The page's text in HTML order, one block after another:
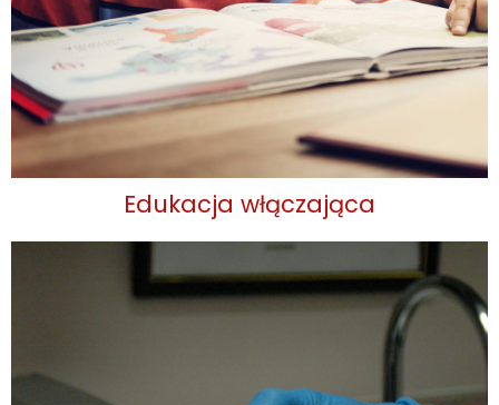
Edukacja włączająca